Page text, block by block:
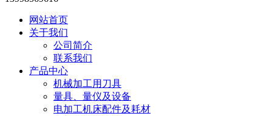
网站首页
关于我们
公司简介
联系我们
产品中心
机械加工用刀具
量具、量仪及设备
电加工机床配件及耗材